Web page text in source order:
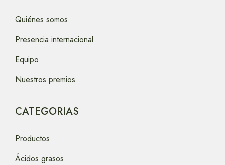
Quiénes somos
Presencia internacional
Equipo
Nuestros premios
CATEGORIAS
Productos
Ácidos grasos